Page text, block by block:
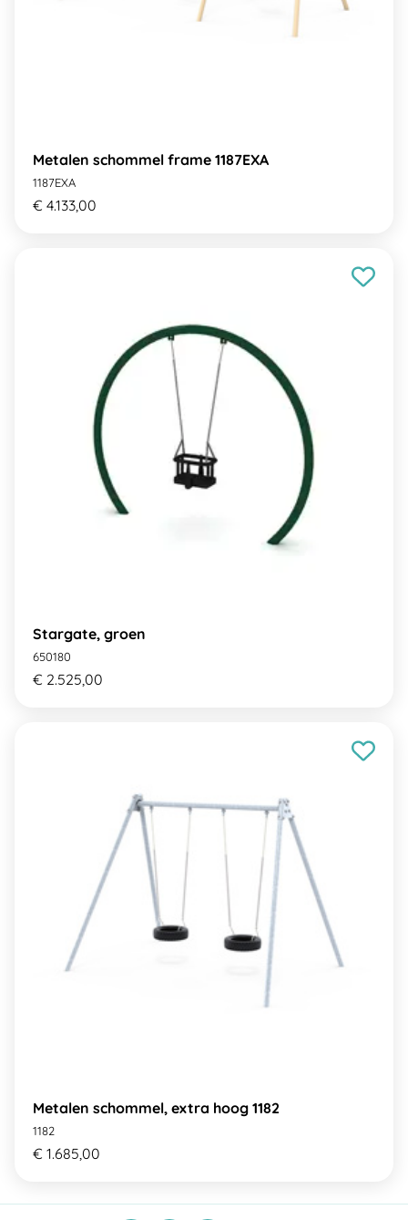
Metalen schommel frame 1187EXA
1187EXA
€ 4.133,00
Stargate, groen
650180
€ 2.525,00
Metalen schommel, extra hoog 1182
1182
€ 1.685,00